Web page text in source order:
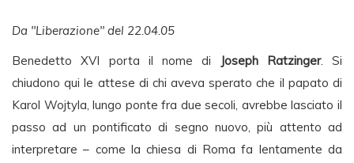
Da "Liberazione" del 22.04.05
Benedetto XVI porta il nome di
Joseph Ratzinger. Si
chiudono qui le attese di chi aveva sperato che il papato di
Karol Wojtyla, lungo ponte fra due secoli, avrebbe lasciato il
passo ad un pontificato di segno nuovo, più attento ad
interpretare – come la chiesa di Roma fa lentamente da